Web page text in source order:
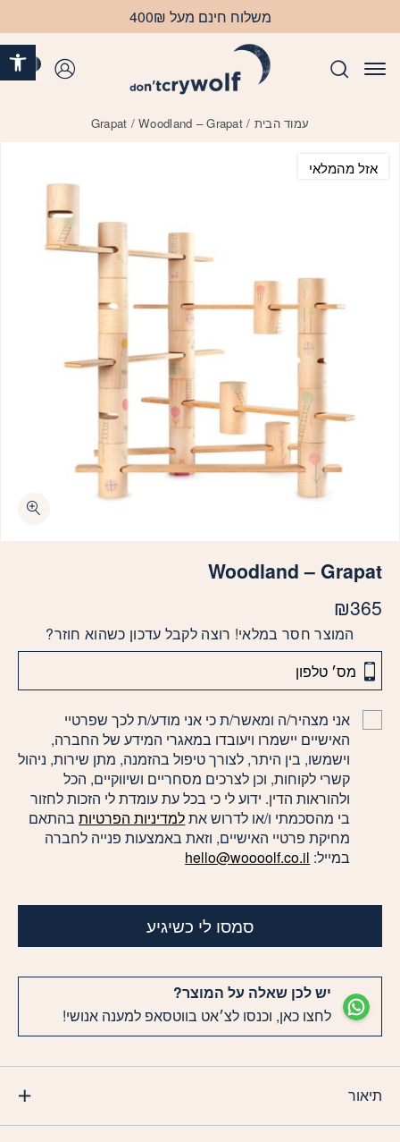
משלוח חינם מעל 400₪
עמוד הבית /
Grapat / Woodland – Grapat
Woodland – Grapat
₪365
המוצר חסר במלאי! רוצה לקבל עדכון כשהוא חוזר?
אני מצהיר/ה ומאשר/ת כי אני מודע/ת לכך שפרטיי
האישיים יישמרו ויעובדו במאגרי המידע של החברה,
וישמשו, בין היתר, לצורך טיפול בהזמנה, מתן שירות, ניהול
קשרי לקוחות, וכן לצרכים מסחריים ושיווקיים, הכל
ולהוראות הדין. ידוע לי כי בכל עת עומדת לי הזכות לחזור
בי מהסכמתי ו/או לדרוש אתלמדיניות הפרטיותבהתאם
מחיקת פרטיי האישיים, וזאת באמצעות פנייה לחברה
במייל: hello@woooolf.co.il
סמסו לי כשיגיע
יש לכן שאלה על המוצר?
לחצו כאן, וכנסו לצ׳אט בווטסאפ למענה אנושי!
תיאור
אזל מהמלאי